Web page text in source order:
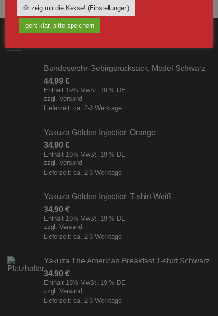
Bundeswehr-Gebirgsrucksack, Model Schwarz
44,99 €
Enthält 19% MwSt. 19 % DE
zzgl. Versand
Lieferzeit: ca. 2-3 Werktage
Yakuza Golden Injection Orange
34,90 €
Enthält 19% MwSt. 19 % DE
zzgl. Versand
Lieferzeit: ca. 2-3 Werktage
Yakuza Golden Injection T-shirt Weiß
34,90 €
Enthält 19% MwSt. 19 % DE
zzgl. Versand
Lieferzeit: ca. 2-3 Werktage
Yakuza The American Breakfast T-shirt Schwarz
34,90 €
Enthält 19% MwSt. 19 % DE
zzgl. Versand
Lieferzeit: ca. 2-3 Werktage
🍪 zeig mir die Kekse! (Einstellungen)
geht klar, bitte speichern